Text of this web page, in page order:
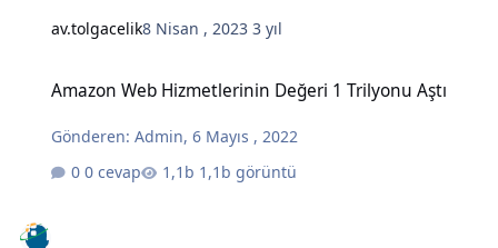
av.tolgacelik8 Nisan , 20233 yıl
Amazon Web Hizmetlerinin Değeri 1 Trilyonu Aştı
Gönderen:Admin,6 Mayıs , 2022
0 cevap
1,1b görüntü